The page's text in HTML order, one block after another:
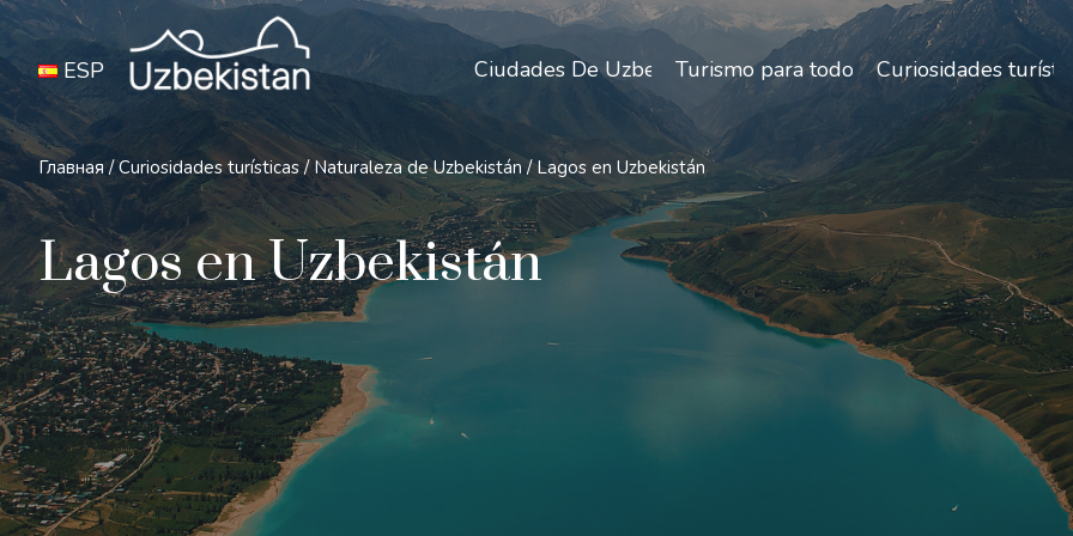
Ciudades De UzbekistánTurismo para todos Curiosidades
ESP
Главная / Curiosidades turísticas / Naturaleza de Uzbekistán / Lagos en Uzbekistán
Lagos en Uzbekistán